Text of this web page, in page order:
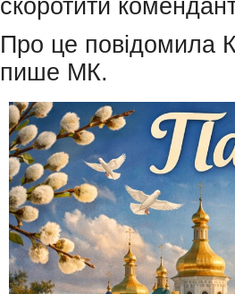
скоротити
Про це повідомила
пише МК.